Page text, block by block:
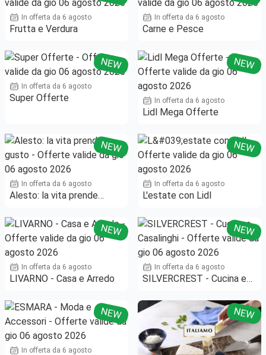
In offerta da 6 agosto
Frutta e Verdura
In offerta da 6 agosto
Carne e Pesce
NEW
In offerta da 6 agosto
Super Offerte
NEW
In offerta da 6 agosto
Lidl Mega Offerte
NEW
In offerta da 6 agosto
Alesto: la vita prende
NEW
In offerta da 6 agosto
L'estate con Lidl
NEW
In offerta da 6 agosto
LIVARNO - Casa e Arredo
NEW
In offerta da 6 agosto
SILVERCREST - Cucina e
NEW
In offerta da 6 agosto
NEW